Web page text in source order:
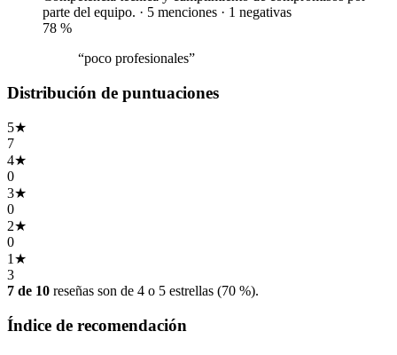
parte del equipo. · 5 menciones · 1 negativas
78 %
“poco profesionales”
Distribución de puntuaciones
5★
7
4★
0
3★
0
2★
0
1 ★
3
7 de 10 reseñas son de 4 o 5 estrellas (70 %).
Índice de recomendación